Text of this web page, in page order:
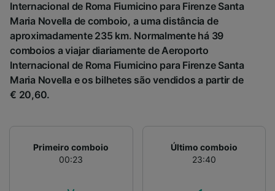
Internacional de Roma Fiumicino para Firenze Santa
Maria Novella de comboio, a uma distância de
aproximadamente 235 km. Normalmente há 39
comboios a viajar diariamente de Aeroporto
Internacional de Roma Fiumicino para Firenze Santa
Maria Novella e os bilhetes são vendidos a partir de
€ 20,60.
Primeiro comboio
00:23
Último comboio
23:40